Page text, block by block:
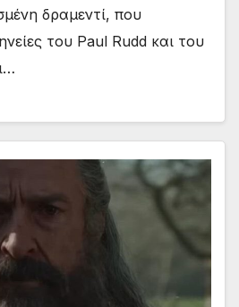
δραμεντί, που
του Paul Rudd και του